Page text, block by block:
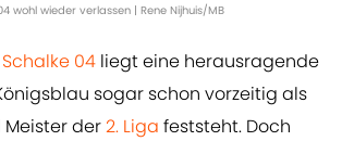
wohl wieder verlassen | Rene Nijhuis/MB
Schalke 04 liegt eine herausragende
sogar schon vorzeitig als
der2. Liga feststeht. Doch